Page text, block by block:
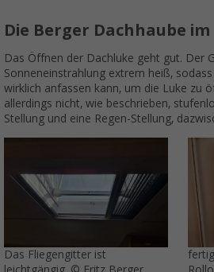
Die Berger Dachhaube
Das Öffnen der Dachluke geht gut. Der
Sonneneinstrahlung extrem heiß,
wirklich anfassen kann, um die Luke zu
allerdings nicht, wie beschrieben,
Stellung und eine Regen-Stellung,
Das Fliegengitter ist